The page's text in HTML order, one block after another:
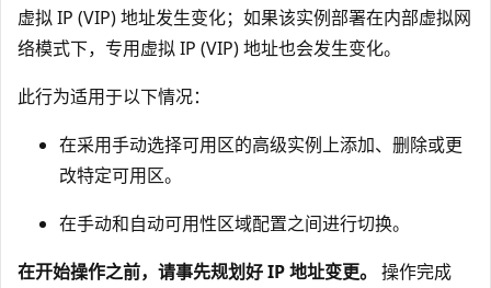
虚拟 IP (VIP) 地址发生变化；如果该实例部署在内部虚拟网
络模式下，专用虚拟 IP (VIP) 地址也会发生变化。
此行为适用于以下情况：
在采用手动选择可用区的高级实例上添加、删除或更
改特定可用区。
在手动和自动可用性区域配置之间进行切换。
在开始操作之前，请事先规划好 IP 地址变更。 操作完成